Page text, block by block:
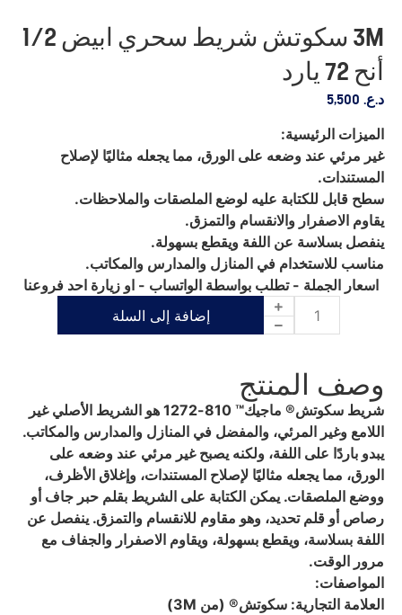
3M سكوتش شريط سحري ابيض 1/2
أنح 72 يارد
د.ع.
الميزات الرئيسية:
غير مرئي عند وضعه على الورق، مما يجعله مثاليًا لإصلاح
المستندات.
سطح قابل للكتابة عليه لوضع الملصقات والملاحظات.
يقاوم الاصفرار والانقسام والتمزق.
ينفصل بسلاسة عن اللفة ويقطع بسهولة.
مناسب للاستخدام في المنازل والمدارس والمكاتب.
اسعار الجملة - تطلب بواسطة الواتساب - او زيارة احد فروعنا
إضافة إلى السلة
وصف المنتج
شريط سكوتش® ماجيك™ 810-1272 هو الشريط الأصلي غير
اللامع وغير المرئي، والمفضل في المنازل والمدارس والمكاتب.
يبدو باردًا على اللفة، ولكنه يصبح غير مرئي عند وضعه على
الورق، مما يجعله مثاليًا لإصلاح المستندات، وإغلاق الأظرف،
ووضع الملصقات. يمكن الكتابة على الشريط بقلم حبر جاف أو
رصاص أو قلم تحديد، وهو مقاوم للانقسام والتمزق. ينفصل عن
اللفة بسلاسة، ويقطع بسهولة، ويقاوم الاصفرار والجفاف مع
مرور الوقت.
المواصفات:
العلامة التجارية: سكوتش® (من 3M)